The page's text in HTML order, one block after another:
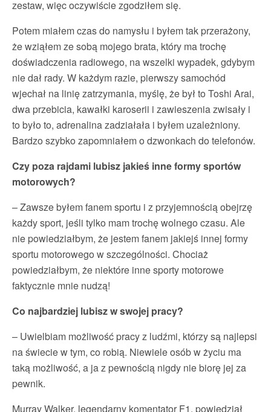
zestaw, więc oczywiście zgodziłem się.
Potem miałem czas do namysłu i byłem tak przerażony,
że wziąłem ze sobą mojego brata, który ma trochę
doświadczenia radiowego, na wszelki wypadek, gdybym
nie dał rady. W każdym razie, pierwszy samochód
wjechał na linię zatrzymania, myślę, że był to Toshi Arai,
dwa przebicia, kawałki karoserii i zawieszenia zwisały i
to było to, adrenalina zadziałała i byłem uzależniony.
Bardzo szybko zapomniałem o dzwonkach do telefonów.
Czy poza rajdami lubisz jakieś inne formy sportów
motorowych?
– Zawsze byłem fanem sportu i z przyjemnością obejrzę
każdy sport, jeśli tylko mam trochę wolnego czasu. Ale
nie powiedziałbym, że jestem fanem jakiejś innej formy
sportu motorowego w szczególności. Chociaż
powiedziałbym, że niektóre inne sporty motorowe
faktycznie mnie nudzą!
Co najbardziej lubisz w swojej pracy?
– Uwielbiam możliwość pracy z ludźmi, którzy są najlepsi
na świecie w tym, co robią. Niewiele osób w życiu ma
taką możliwość, a ja z pewnością nigdy nie biorę jej za
pewnik.
Murray Walker, legendarny komentator F1, powiedział